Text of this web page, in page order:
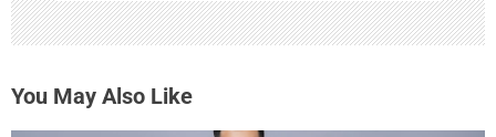
You May Also Like